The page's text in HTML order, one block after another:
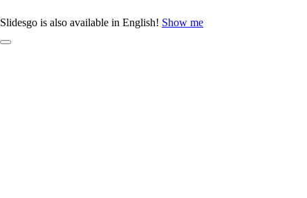
Slidesgo is also available in English! Show me